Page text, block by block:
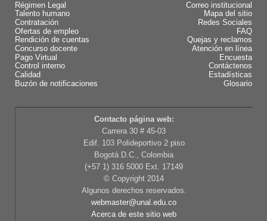
Régimen Legal
Talento humano
Contratación
Ofertas de empleo
Rendición de cuentas
Concurso docente
Pago Virtual
Control interno
Calidad
Buzón de notificaciones
Correo institucional
Mapa del sitio
Redes Sociales
FAQ
Quejas y reclamos
Atención en línea
Encuesta
Contáctenos
Estadísticas
Glosario
Contacto página web:
Carrera 30 # 45-03
Edif. 103 Polideportivo 2 piso
Bogotá D.C., Colombia
(+57 1) 316 5000 Ext. 17149
© Copyright 2014
Algunos derechos reservados.
webmaster@unal.edu.co
Acerca de este sitio web